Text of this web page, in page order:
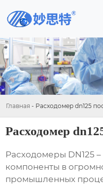
Главная - Расходомер dn125
Расходомер
Расходомеры DN125
компоненты в
промышленных